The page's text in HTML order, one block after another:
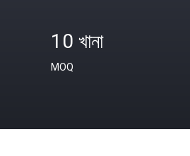
10 খানা
MOQ